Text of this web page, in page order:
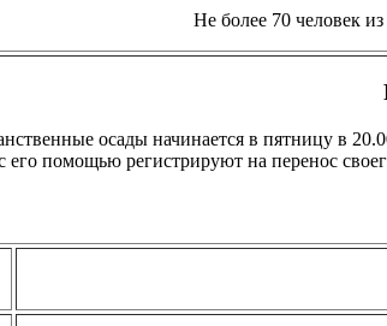
Не более 70 человек из
осады начинается в пятницу в
его помощью регистрируют на перенос